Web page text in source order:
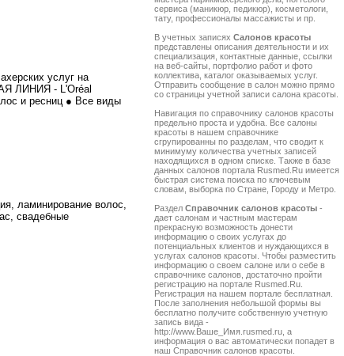
сервиса (маникюр, педикюр), косметологи,
тату, профессионалы массажисты и пр.
В учетных записях Салонов красоты
представлены описания деятельности и их
специализация, контактные данные, ссылки
на веб-сайты, портфолио работ и фото
коллектива, каталог оказываемых услуг.
Отправить сообщение в салон можно прямо
со страницы учетной записи салона красоты.
Навигация по справочнику салонов красоты
предельно проста и удобна. Все салоны
красоты в нашем справочнике
сгрупированны по разделам, что сводит к
минимуму количества учетных записей
находящихся в одном списке. Также в базе
данных салонов портала Rusmed.Ru имеется
быстрая система поиска по ключевым
словам, выборка по Стране, Городу и Метро.
Раздел Справочник салонов красоты -
дает салонам и частным мастерам
прекрасную возможность донести
информацию о своих услугах до
потенциальных клиентов и нуждающихся в
услугах салонов красоты. Чтобы разместить
информацию о своем салоне или о себе в
справочнике салонов, достаточно пройти
регистрацию на портале Rusmed.Ru.
Регистрация на нашем портале бесплатная.
После заполнения небольшой формы вы
бесплатно получите собственную учетную
запись вида -
http://www.Ваше_Имя.rusmed.ru, а
информация о вас автоматически попадет в
наш Справочник салонов красоты.
услуг на
ЛИНИЯ - L'Oréal
и ресниц ● Все виды
ламинирование волос,
свадебные